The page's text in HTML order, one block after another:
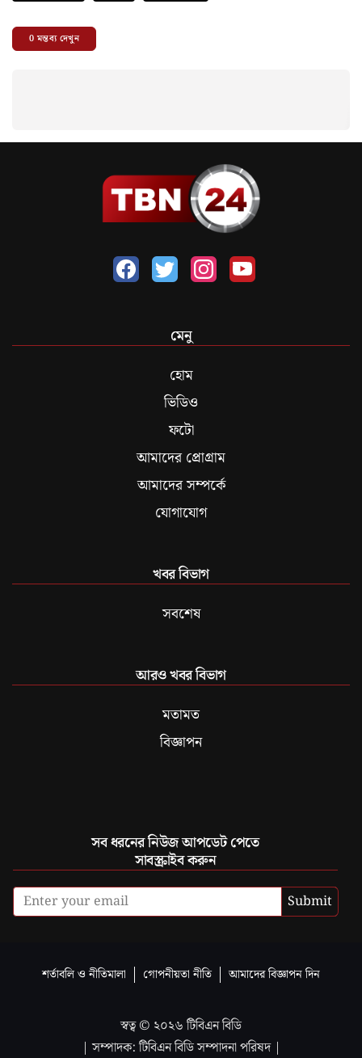
0মন্তব্য দেখুন
মেনু
হোম
ভিডিও
ফটো
আমাদের প্রোগ্রাম
আমাদের সম্পর্কে
যোগাযোগ
খবর বিভাগ
সবশেষ
আরও খবর বিভাগ
মতামত
বিজ্ঞাপন
সব ধরনের নিউজ আপডেট পেতে
সাবস্ক্রাইব করুন
Submit
শর্তাবলি ও নীতিমালা গোপনীয়তা নীতি আমাদের বিজ্ঞাপন দিন
স্বত্ব © ২০২৬ টিবিএন বিডি
| সম্পাদক: টিবিএন বিডি সম্পাদনা পরিষদ |